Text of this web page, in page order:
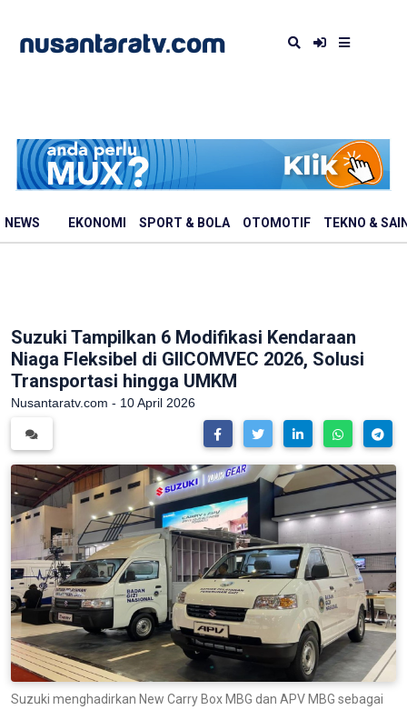
NEWS EKONOMI SPORT & BOLA OTOMOTIF TEKNO &
Suzuki Tampilkan 6 Modifikasi Kendaraan
Niaga Fleksibel di GIICOMVEC 2026, Solusi
Transportasi hingga UMKM
Nusantaratv.com - 10 April 2026
Suzuki menghadirkan New Carry Box MBG dan APV MBG sebagai